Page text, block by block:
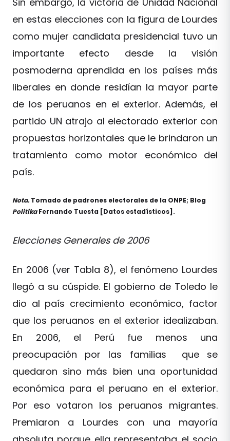
en estas elecciones con la figura de Lourdes
como mujer candidata presidencial tuvo un
importante efecto desde la visión
posmoderna aprendida en los países más
liberales en donde residían la mayor parte
de los peruanos en el exterior. Además, el
partido UN atrajo al electorado exterior con
propuestas horizontales que le brindaron un
tratamiento como motor económico del
país.
Nota.Tomado de padrones electorales de la ONPE; Blog
PolitikaFernando Tuesta [Datos estadísticos].
Elecciones Generales de 2006
En 2006 (ver Tabla 8), el fenómeno Lourdes
llegó a su cúspide. El gobierno de Toledo le
dio al país crecimiento económico, factor
que los peruanos en el exterior idealizaban.
En 2006, el Perú fue menos una
preocupación por las familias que se
quedaron sino más bien una oportunidad
económica para el peruano en el exterior.
Por eso votaron los peruanos migrantes.
Premiaron a Lourdes con una mayoría